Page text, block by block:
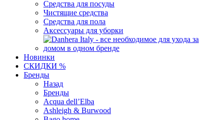
Средства для посуды
Чистящие средства
Средства для пола
Аксессуары для уборки
Новинки
СКИДКИ %
Бренды
Назад
Бренды
Acqua dell’Elba
Ashleigh & Burwood